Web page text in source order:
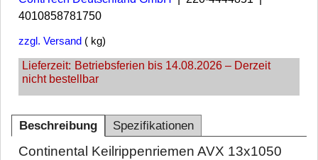
4010858781750
zzgl. Versand kg
Lieferzeit: Betriebsferien bis 14.08.2026 – Derzeit
nicht bestellbar
Beschreibung Spezifikationen
Continental Keilrippenriemen AVX 13x1050